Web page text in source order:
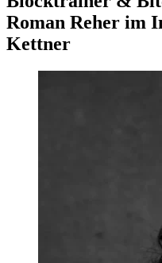
Roman Reher im
Kettner